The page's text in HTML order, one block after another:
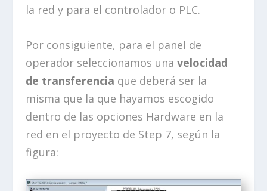
la red y para el controlador o PLC.
Por consiguiente, para el panel de
operador seleccionamos una velocidad
de transferencia que deberá ser la
misma que la que hayamos escogido
dentro de las opciones Hardware en la
red en el proyecto de Step 7, según la
figura: